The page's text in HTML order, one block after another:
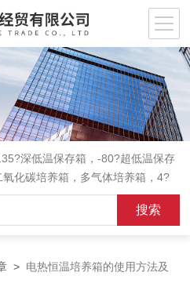
深低温保存箱，-80?超低温保存
化碳培养箱，多气体培养箱，4?
设备，环境实验箱，植物培养箱，
，碎花型制冰机；消毒灭菌设备，
> 电热恒温培养箱的使用方法及